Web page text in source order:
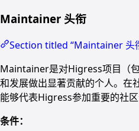
Maintainer 头衔
Section titled “Maintainer 头
Maintainer是对Higress项目（
和发展做出显著贡献的个人。在
能够代表Higress参加重要的社区
条件：